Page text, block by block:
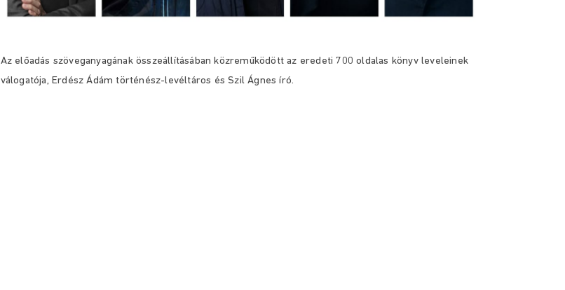
Az előadás szöveganyagának összeállításában közreműködött az eredeti 700 oldalas könyv leveleinek
válogatója, Erdész Ádám történész-levéltáros és Szil Ágnes író.